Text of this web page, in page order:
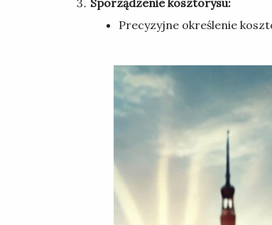
Precyzyjne określenie